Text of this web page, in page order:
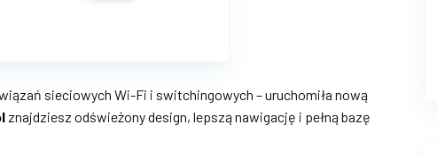
sieciowych Wi-Fi i switchingowych – uruchomiła nową
znajdziesz odświeżony design, lepszą nawigację i pełną bazę